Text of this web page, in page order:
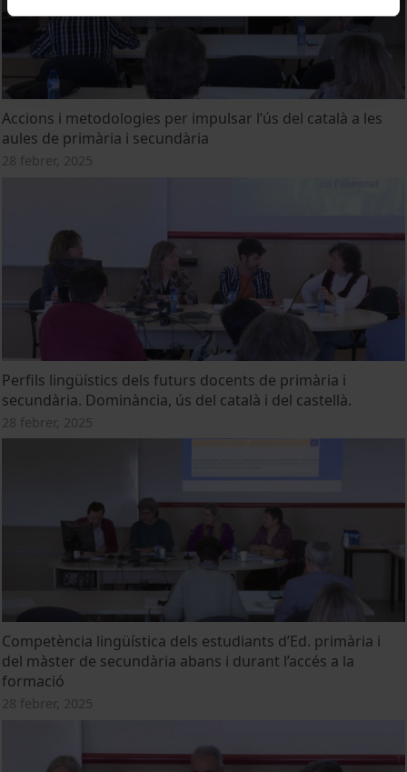
Accions i metodologies per impulsar l’ús del català a les
aules de primària i secundària
28 febrer, 2025
Perfils lingüístics dels futurs docents de primària i
secundària. Dominància, ús del català i del castellà.
28 febrer, 2025
Competència lingüística dels estudiants d’Ed. primària i
del màster de secundària abans i durant l’accés a la
formació
28 febrer, 2025